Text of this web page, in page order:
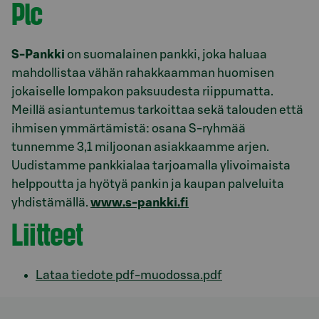
Plc
S-Pankki on suomalainen pankki, joka haluaa
mahdollistaa vähän rahakkaamman huomisen
jokaiselle lompakon paksuudesta riippumatta.
Meillä asiantuntemus tarkoittaa sekä talouden että
ihmisen ymmärtämistä: osana S-ryhmää
tunnemme 3,1 miljoonan asiakkaamme arjen.
Uudistamme pankkialaa tarjoamalla ylivoimaista
helppoutta ja hyötyä pankin ja kaupan palveluita
yhdistämällä. www.s-pankki.fi
Liitteet
Lataa tiedote pdf-muodossa.pdf